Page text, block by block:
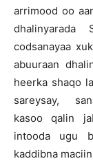
arrimood oo
codsanayaa
abuuraan
heerka shaqo
sareysay,
kasoo qalin
intooda ugu
kaddibna